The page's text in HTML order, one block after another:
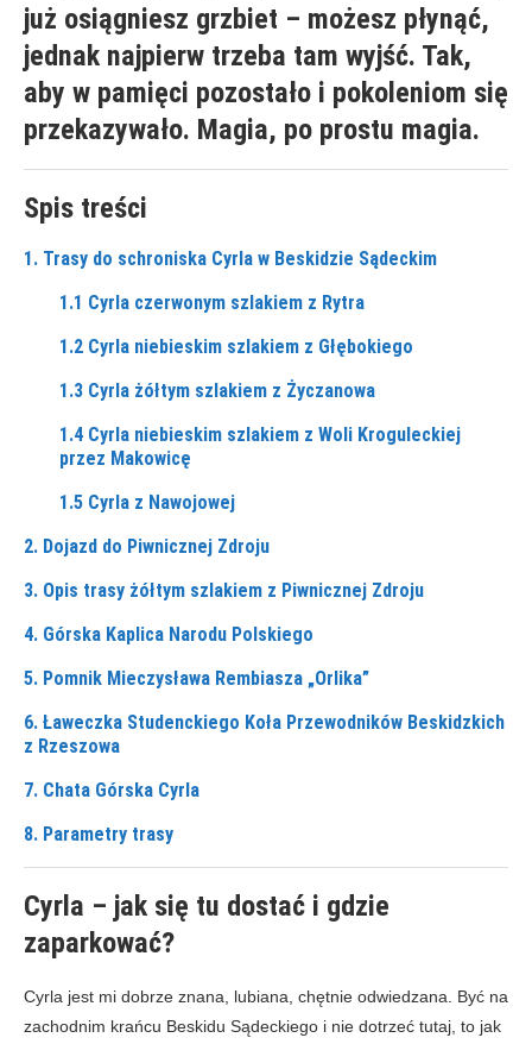
już osiągniesz grzbiet – możesz płynąć,
jednak najpierw trzeba tam wyjść. Tak,
aby w pamięci pozostało i pokoleniom się
przekazywało. Magia, po prostu magia.
Spis treści
1. Trasy do schroniska Cyrla w Beskidzie Sądeckim
1.1 Cyrla czerwonym szlakiem z Rytra
1.2 Cyrla niebieskim szlakiem z Głębokiego
1.3 Cyrla żółtym szlakiem z Życzanowa
1.4 Cyrla niebieskim szlakiem z Woli Kroguleckiej
przez Makowicę
1.5 Cyrla z Nawojowej
2. Dojazd do Piwnicznej Zdroju
3. Opis trasy żółtym szlakiem z Piwnicznej Zdroju
4. Górska Kaplica Narodu Polskiego
5. Pomnik Mieczysława Rembiasza „Orlika”
6. Ławeczka Studenckiego Koła Przewodników Beskidzkich
z Rzeszowa
7. Chata Górska Cyrla
8. Parametry trasy
Cyrla – jak się tu dostać i gdzie
zaparkować?
Cyrla jest mi dobrze znana, lubiana, chętnie odwiedzana. Być na
zachodnim krańcu Beskidu Sądeckiego i nie dotrzeć tutaj, to jak